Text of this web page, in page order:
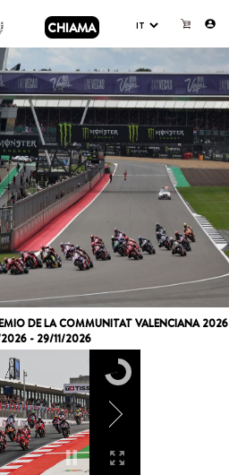
CHIAMA
DE LA COMMUNITAT VALENCIANA 2026
2026 - 29/11/2026